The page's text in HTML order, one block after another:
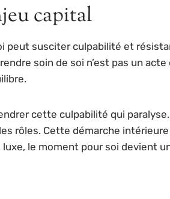
capital
peut susciter culpabilité et
soin de soi n’est pas un
cette culpabilité qui
rôles. Cette démarche
le moment pour soi devient